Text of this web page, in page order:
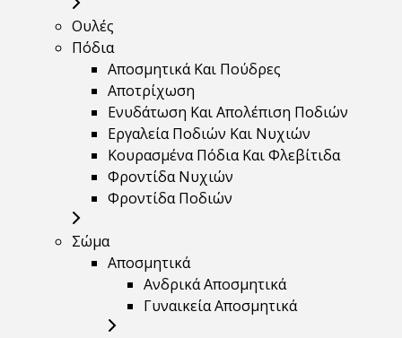
Ουλές
Πόδια
Αποσμητικά Και Πούδρες
Αποτρίχωση
Ενυδάτωση Και Απολέπιση Ποδιών
Εργαλεία Ποδιών Και Νυχιών
Κουρασμένα Πόδια Και Φλεβίτιδα
Φροντίδα Νυχιών
Φροντίδα Ποδιών
Σώμα
Αποσμητικά
Ανδρικά Αποσμητικά
Γυναικεία Αποσμητικά